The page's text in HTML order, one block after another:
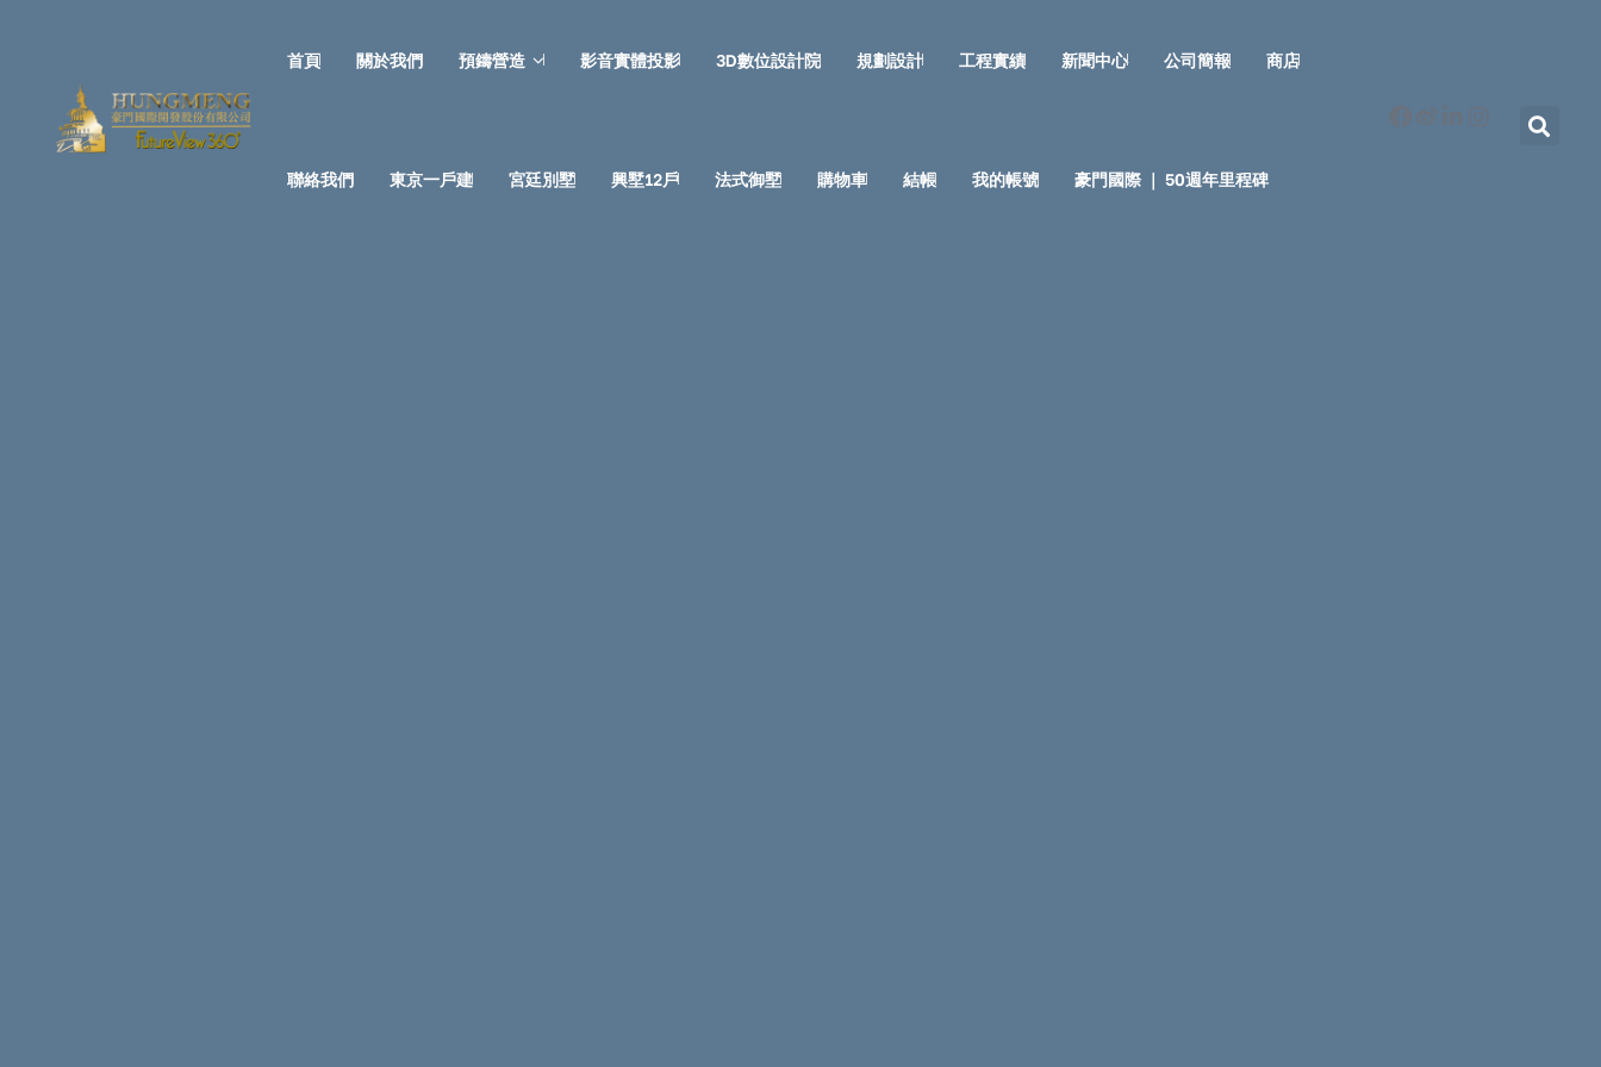
首頁 關於我們 預鑄營造 影音實體投影 3D數位設計院 規劃設計 工程實績 新聞中心 公司簡報 商店
聯絡我們 東京一戶建 宮廷別墅 興墅12戶 法式御墅 購物車 結帳 我的帳號 豪門國際 ｜ 50週年里程碑